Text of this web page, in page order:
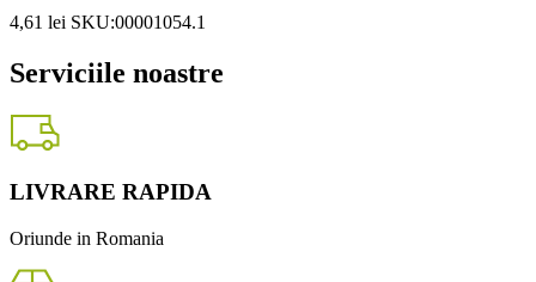
4,61 lei SKU:00001054.1
Serviciile noastre
LIVRARE RAPIDA
Oriunde in Romania